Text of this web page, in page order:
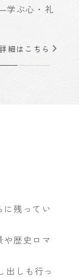
学ぶ心・礼
詳細はこちら
残ってい
歴史ロマ
出しも行っ